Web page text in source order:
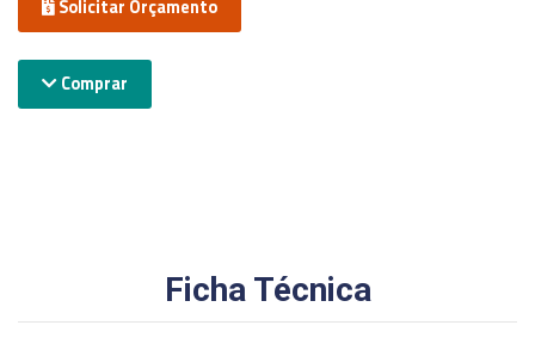
Solicitar Orçamento
Comprar
Ficha Técnica